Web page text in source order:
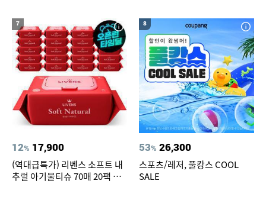
7
12% 17,900
(역대급특가) 리벤스 소프트 내
추럴 아기물티슈 70매 20팩 캡
8
53% 26,300
스포츠/레저, 풀캉스 COOL
SALE